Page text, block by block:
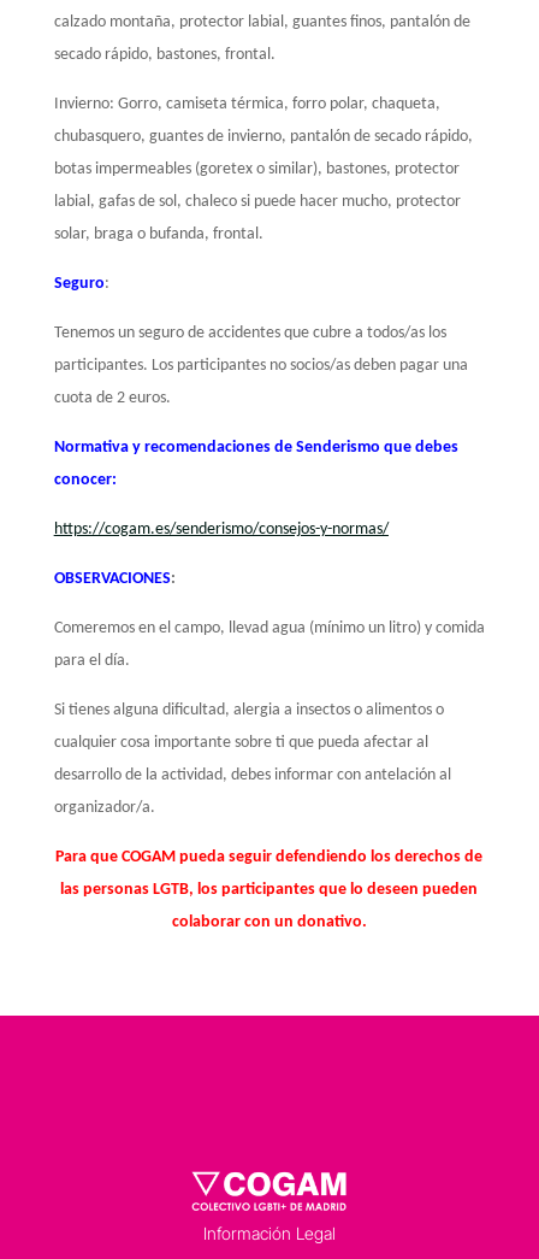
calzado montaña, protector labial, guantes finos, pantalón de
secado rápido, bastones, frontal.
Invierno: Gorro, camiseta térmica, forro polar, chaqueta,
chubasquero, guantes de invierno, pantalón de secado rápido,
botas impermeables (goretex o similar), bastones, protector
labial, gafas de sol, chaleco si puede hacer mucho, protector
solar, braga o bufanda, frontal.
Seguro:
Tenemos un seguro de accidentes que cubre a todos/as los
participantes. Los participantes no socios/as deben pagar una
cuota de 2 euros.
Normativa y recomendaciones de Senderismo que debes
conocer:
https://cogam.es/senderismo/consejos-y-normas/
OBSERVACIONES:
Comeremos en el campo, llevad agua (mínimo un litro) y comida
para el día.
Si tienes alguna dificultad, alergia a insectos o alimentos o
cualquier cosa importante sobre ti que pueda afectar al
desarrollo de la actividad, debes informar con antelación al
organizador/a.
Para que COGAM pueda seguir defendiendo los derechos de
las personas LGTB, los participantes que lo deseen pueden
colaborar con un donativo.
Información Legal